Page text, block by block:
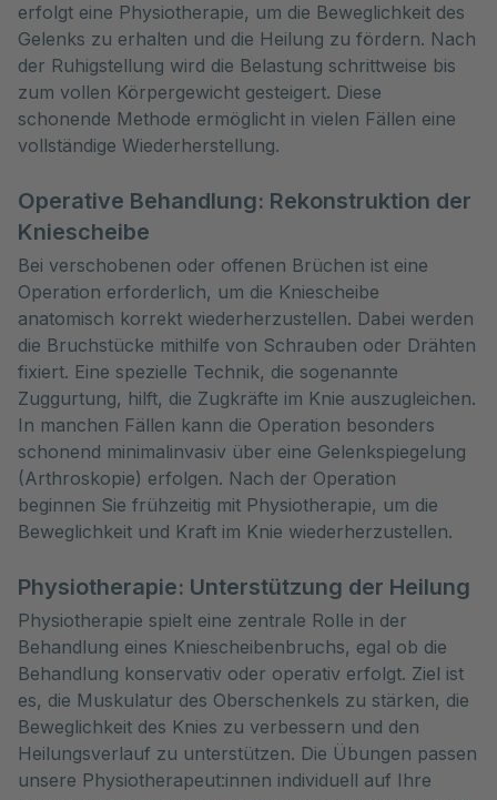
erfolgt eine Physiotherapie, um die Beweglichkeit des
Gelenks zu erhalten und die Heilung zu fördern. Nach
der Ruhigstellung wird die Belastung schrittweise bis
zum vollen Körpergewicht gesteigert. Diese
schonende Methode ermöglicht in vielen Fällen eine
vollständige Wiederherstellung.
Operative Behandlung: Rekonstruktion der
Kniescheibe
Bei verschobenen oder offenen Brüchen ist eine
Operation erforderlich, um die Kniescheibe
anatomisch korrekt wiederherzustellen. Dabei werden
die Bruchstücke mithilfe von Schrauben oder Drähten
fixiert. Eine spezielle Technik, die sogenannte
Zuggurtung, hilft, die Zugkräfte im Knie auszugleichen.
In manchen Fällen kann die Operation besonders
schonend minimalinvasiv über eine Gelenkspiegelung
(Arthroskopie) erfolgen. Nach der Operation
beginnen Sie frühzeitig mit Physiotherapie, um die
Beweglichkeit und Kraft im Knie wiederherzustellen.
Physiotherapie: Unterstützung der Heilung
Physiotherapie spielt eine zentrale Rolle in der
Behandlung eines Kniescheibenbruchs, egal ob die
Behandlung konservativ oder operativ erfolgt. Ziel ist
es, die Muskulatur des Oberschenkels zu stärken, die
Beweglichkeit des Knies zu verbessern und den
Heilungsverlauf zu unterstützen. Die Übungen passen
unsere Physiotherapeut:innen individuell auf Ihre